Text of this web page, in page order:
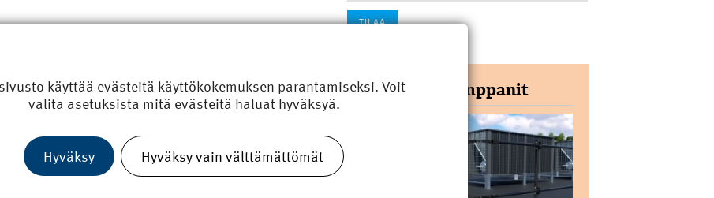
Yhteistyökumppanit
käyttää evästeitä käyttökokemuksen parantamiseksi. Voit
valita asetuksista mitä evästeitä haluat hyväksyä.
Hyväksy Hyväksy vain välttämättömät